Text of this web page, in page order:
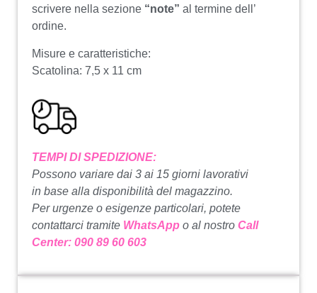
scrivere nella sezione “note” al termine dell’
ordine.
Misure e caratteristiche:
Scatolina: 7,5 x 11 cm
TEMPI DI SPEDIZIONE:
Possono variare dai 3 ai 15 giorni lavorativi
in base alla disponibilità del magazzino.
Per urgenze o esigenze particolari, potete
contattarci tramite WhatsApp o al nostro Call
Center: 090 89 60 603